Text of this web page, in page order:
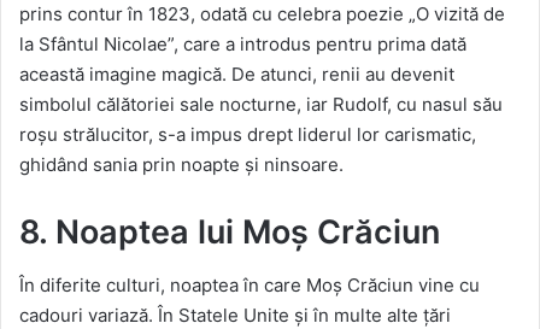
prins contur în 1823, odată cu celebra poezie „O vizită de
la Sfântul Nicolae”, care a introdus pentru prima dată
această imagine magică. De atunci, renii au devenit
simbolul călătoriei sale nocturne, iar Rudolf, cu nasul său
roșu strălucitor, s-a impus drept liderul lor carismatic,
ghidând sania prin noapte și ninsoare.
8. Noaptea lui Moș Crăciun
În diferite culturi, noaptea în care Moș Crăciun vine cu
cadouri variază. În Statele Unite și în multe alte țări